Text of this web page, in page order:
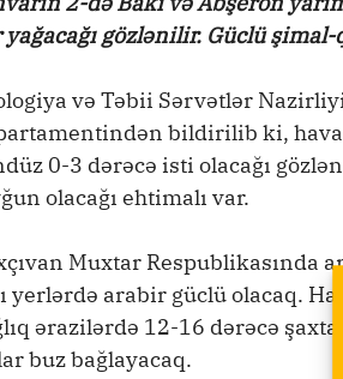
yağacağı gözlənilir. Güclü
və Təbii Sərvətlər
bildirilib ki,
0-3 dərəcə isti olacağı
olacağı ehtimalı var.
Muxtar Respublikasında
yerlərdə arabir güclü olacaq.
ərazilərdə 12-16 dərəcə
buz bağlayacaq.